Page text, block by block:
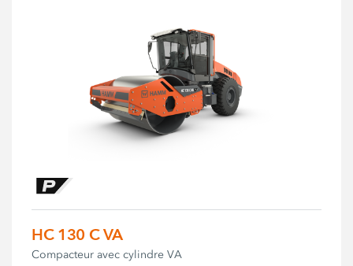
HC 130 C VA
Compacteur avec cylindre VA